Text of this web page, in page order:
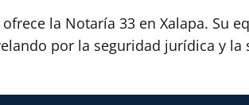
la Notaría 33 en Xalapa. Su
por la seguridad jurídica y